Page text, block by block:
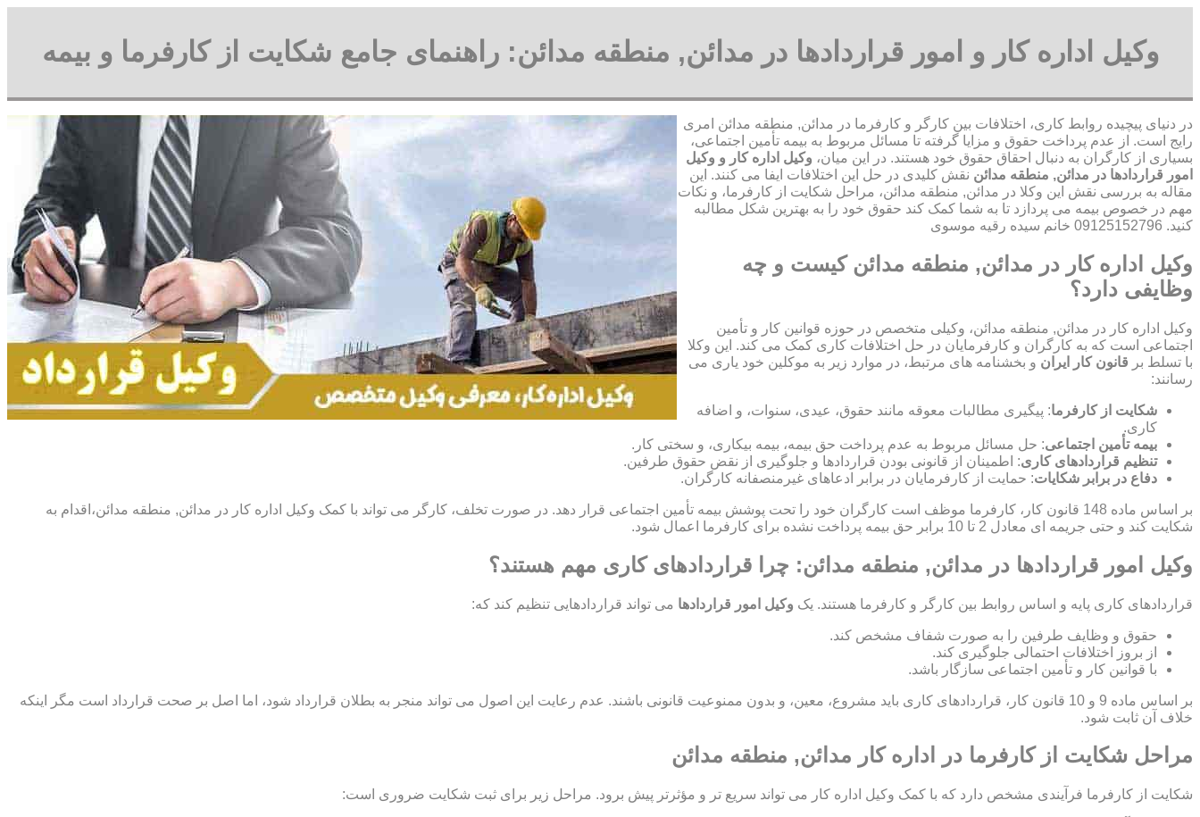
وکیل اداره کار و امور قراردادها در مدائن, منطقه مدائن: راهنمای جامع شکایت از کارفرما و بیمه
در دنیای پیچیده روابط کاری، اختلافات بین کارگر و کارفرما در مدائن, منطقه مدائن امری
رایج است. از عدم پرداخت حقوق و مزایا گرفته تا مسائل مربوط به بیمه تأمین اجتماعی،
بسیاری از کارگران به دنبال احقاق حقوق خود هستند. در این میان، وکیل اداره کار و وکیل
امور قراردادها در مدائن, منطقه مدائن نقش کلیدی در حل این اختلافات ایفا می کنند. این
مقاله به بررسی نقش این وکلا در مدائن, منطقه مدائن، مراحل شکایت از کارفرما، و نکات
مهم در خصوص بیمه می پردازد تا به شما کمک کند حقوق خود را به بهترین شکل مطالبه
کنید. 09125152796 خانم سیده رقیه موسوی
وکیل اداره کار در مدائن, منطقه مدائن کیست و چه
وظایفی دارد؟
وکیل اداره کار در مدائن, منطقه مدائن، وکیلی متخصص در حوزه قوانین کار و تأمین
اجتماعی است که به کارگران و کارفرمایان در حل اختلافات کاری کمک می کند. این وکلا
با تسلط بر قانون کار ایران و بخشنامه های مرتبط، در موارد زیر به موکلین خود یاری می
رسانند:
شکایت از کارفرما: پیگیری مطالبات معوقه مانند حقوق، عیدی، سنوات، و اضافه
کاری.
بیمه تأمین اجتماعی: حل مسائل مربوط به عدم پرداخت حق بیمه، بیمه بیکاری، و سختی کار.
تنظیم قراردادهای کاری: اطمینان از قانونی بودن قراردادها و جلوگیری از نقض حقوق طرفین.
دفاع در برابر شکایات: حمایت از کارفرمایان در برابر ادعاهای غیرمنصفانه کارگران.
بر اساس ماده 148 قانون کار، کارفرما موظف است کارگران خود را تحت پوشش بیمه تأمین اجتماعی قرار دهد. در صورت تخلف، کارگر می تواند با کمک وکیل اداره کار در مدائن, منطقه مدائن،اقدام به
شکایت کند و حتی جریمه ای معادل 2 تا 10 برابر حق بیمه پرداخت نشده برای کارفرما اعمال شود.
وکیل امور قراردادها در مدائن, منطقه مدائن: چرا قراردادهای کاری مهم هستند؟
قراردادهای کاری پایه و اساس روابط بین کارگر و کارفرما هستند. یک وکیل امور قراردادها می تواند قراردادهایی تنظیم کند که:
حقوق و وظایف طرفین را به صورت شفاف مشخص کند.
از بروز اختلافات احتمالی جلوگیری کند.
با قوانین کار و تأمین اجتماعی سازگار باشد.
بر اساس ماده 9 و 10 قانون کار، قراردادهای کاری باید مشروع، معین، و بدون ممنوعیت قانونی باشند. عدم رعایت این اصول می تواند منجر به بطلان قرارداد شود، اما اصل بر صحت قرارداد است مگر اینکه
خلاف آن ثابت شود.
مراحل شکایت از کارفرما در اداره کار مدائن, منطقه مدائن
شکایت از کارفرما فرآیندی مشخص دارد که با کمک وکیل اداره کار می تواند سریع تر و مؤثرتر پیش برود. مراحل زیر برای ثبت شکایت ضروری است: